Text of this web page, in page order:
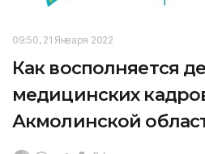
09:50, 21 Января 2022
Как восполняется
медицинских
Акмолинской